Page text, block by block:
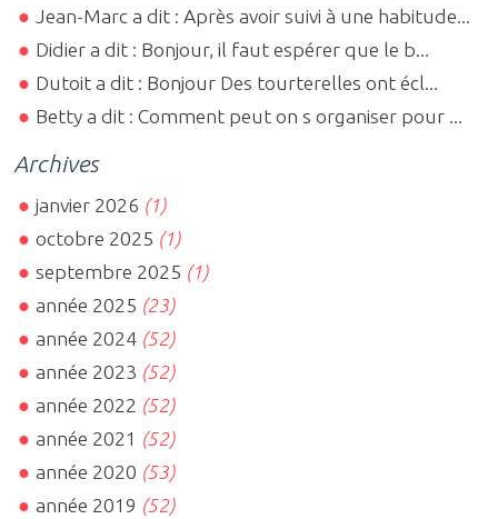
Jean-Marc a dit : Après avoir suivi à une habitude...
Didier a dit : Bonjour, il faut espérer que le b...
Dutoit a dit : Bonjour Des tourterelles ont écl...
Betty a dit : Comment peut on s organiser pour ...
Archives
janvier 2026 (1)
octobre 2025 (1)
septembre 2025 (1)
année 2025 (23)
année 2024 (52)
année 2023 (52)
année 2022 (52)
année 2021 (52)
année 2020 (53)
année 2019 (52)